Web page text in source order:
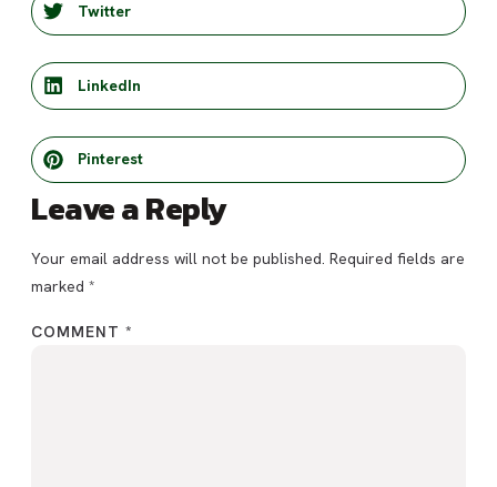
Twitter
LinkedIn
Pinterest
Leave a Reply
Your email address will not be published. Required fields are
marked *
COMMENT *